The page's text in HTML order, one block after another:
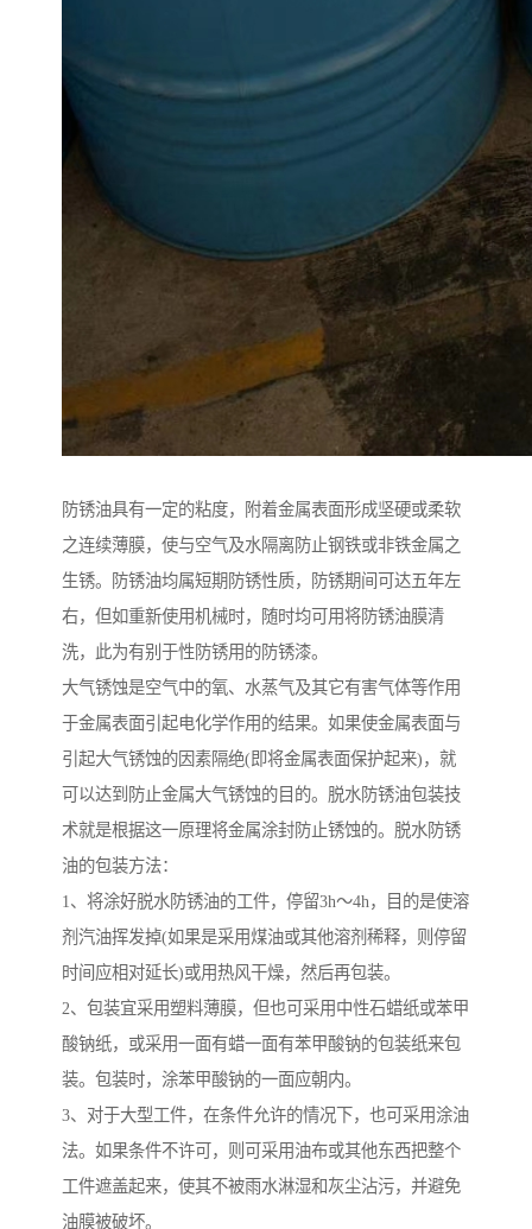
防锈油具有一定的粘度，附着金属表面形成坚硬或柔软
之连续薄膜，使与空气及水隔离防止钢铁或非铁金属之
生锈。防锈油均属短期防锈性质，防锈期间可达五年左
右，但如重新使用机械时，随时均可用将防锈油膜清
洗，此为有别于性防锈用的防锈漆。
大气锈蚀是空气中的氧、水蒸气及其它有害气体等作用
于金属表面引起电化学作用的结果。如果使金属表面与
引起大气锈蚀的因素隔绝(即将金属表面保护起来)，就
可以达到防止金属大气锈蚀的目的。脱水防锈油包装技
术就是根据这一原理将金属涂封防止锈蚀的。脱水防锈
油的包装方法：
1、将涂好脱水防锈油的工件，停留3h～4h，目的是使溶
剂汽油挥发掉(如果是采用煤油或其他溶剂稀释，则停留
时间应相对延长)或用热风干燥，然后再包装。
2、包装宜采用塑料薄膜，但也可采用中性石蜡纸或苯甲
酸钠纸，或采用一面有蜡一面有苯甲酸钠的包装纸来包
装。包装时，涂苯甲酸钠的一面应朝内。
3、对于大型工件，在条件允许的情况下，也可采用涂油
法。如果条件不许可，则可采用油布或其他东西把整个
工件遮盖起来，使其不被雨水淋湿和灰尘沾污，并避免
油膜被破坏。